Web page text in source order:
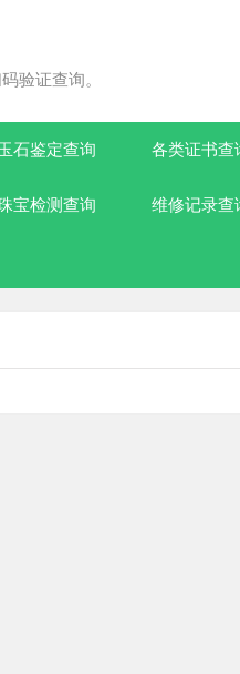
验证查询。
石鉴定查询 各类证书查
宝检测查询 维修记录查